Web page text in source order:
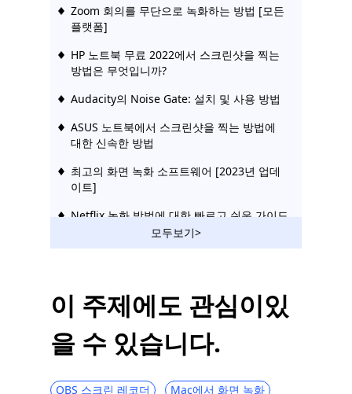
Zoom 회의를 무단으로 녹화하는 방법 [모든
플랫폼]
HP 노트북 무료 2022에서 스크린샷을 찍는
방법은 무엇입니까?
Audacity의 Noise Gate: 설치 및 사용 방법
ASUS 노트북에서 스크린샷을 찍는 방법에
대한 신속한 방법
최고의 화면 녹화 소프트웨어 [2023년 업데
이트]
Netflix 녹화 방법에 대한 빠르고 쉬운 가이드
행동으로 가르치기: Audacity는 컴퓨터 오디
오를 어떻게 녹음합니까?
VLC 화면 캡처: 화면 녹화는 쉬운 작업이 될
컴퓨터에서 Twitch 스트림을 녹화하는 방법
모두보기>
이 주제에도 관심이있
을 수 있습니다.
OBS 스크린 레코더 Mac에서 화면 녹화